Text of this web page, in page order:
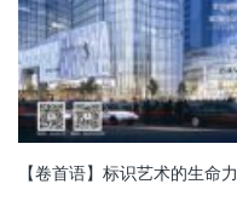
【卷首语】标识艺术的生命力